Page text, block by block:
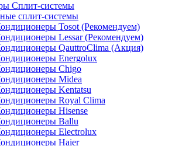
Сплит-системы
сплит-системы
Tosot (Рекомендуем)
Lessar (Рекомендуем)
QauttroClima (Акция)
Energolux
Chigo
Midea
Kentatsu
Royal Clima
Hisense
Ballu
Electrolux
Haier